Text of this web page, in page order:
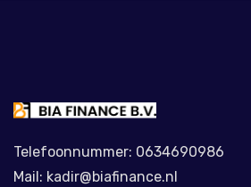
Telefoonnummer: 0634690986
Mail: kadir@biafinance.nl